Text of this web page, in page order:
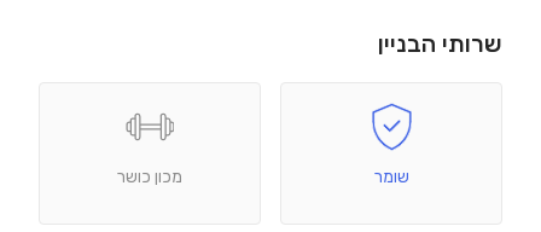
שרותי הבניין
שומר מכון כושר